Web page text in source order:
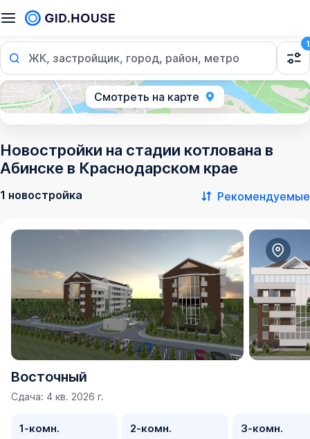
ЖК, застройщик, город, район, метро
1
Смотреть на карте
Новостройки на стадии котлована в
Абинске в Краснодарском крае
1 новостройка Рекомендуемые
Восточный
Сдача: 4 кв. 2026 г.
1-комн.
2-комн.
3-комн.